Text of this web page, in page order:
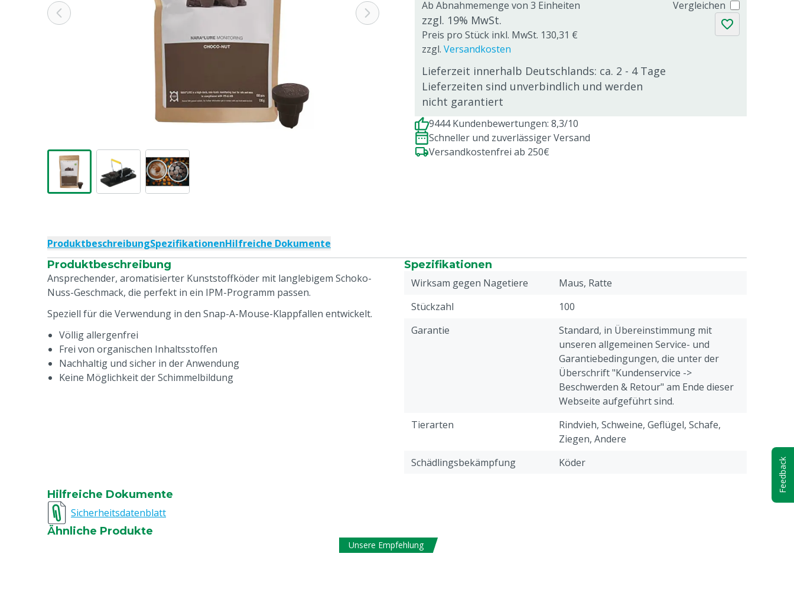
Ab Abnahmemenge von 3 Einheiten
zzgl. 19% MwSt.
Preis pro Stück inkl. MwSt. 130,31 €
zzgl. Versandkosten
Lieferzeit innerhalb Deutschlands: ca. 2 - 4 Tage
Lieferzeiten sind unverbindlich und werden
nicht garantiert
Vergleichen
9444 Kundenbewertungen: 8,3/10
Schneller und zuverlässiger Versand
Versandkostenfrei ab 250€
ProduktbeschreibungSpezifikationenHilfreiche Dokumente
Produktbeschreibung
Ansprechender, aromatisierter Kunststoffköder mit langlebigem Schoko-
Nuss-Geschmack, die perfekt in ein IPM-Programm passen.
Speziell für die Verwendung in den Snap-A-Mouse-Klappfallen entwickelt.
Völlig allergenfrei
Frei von organischen Inhaltsstoffen
Nachhaltig und sicher in der Anwendung
Keine Möglichkeit der Schimmelbildung
Spezifikationen
Wirksam gegen Nagetiere
Maus, Ratte
Stückzahl
100
Garantie
Standard, in Übereinstimmung mit
unseren allgemeinen Service- und
Garantiebedingungen, die unter der
Überschrift "Kundenservice ->
Beschwerden & Retour" am Ende dieser
Webseite aufgeführt sind.
Tierarten
Rindvieh, Schweine, Geflügel, Schafe,
Ziegen, Andere
Schädlingsbekämpfung
Köder
Hilfreiche Dokumente
Sicherheitsdatenblatt
Ähnliche Produkte
Unsere Empfehlung
Feedback